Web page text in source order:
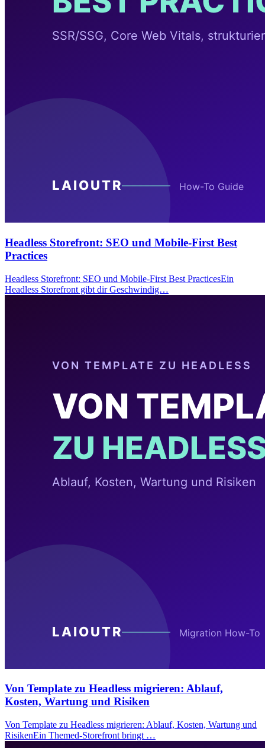
Headless Storefront: SEO und Mobile-First Best
Practices
Headless Storefront: SEO und Mobile-First Best PracticesEin
Headless Storefront gibt dir Geschwindig…
Von Template zu Headless migrieren: Ablauf,
Kosten, Wartung und Risiken
Von Template zu Headless migrieren: Ablauf, Kosten, Wartung und
RisikenEin Themed-Storefront bringt …